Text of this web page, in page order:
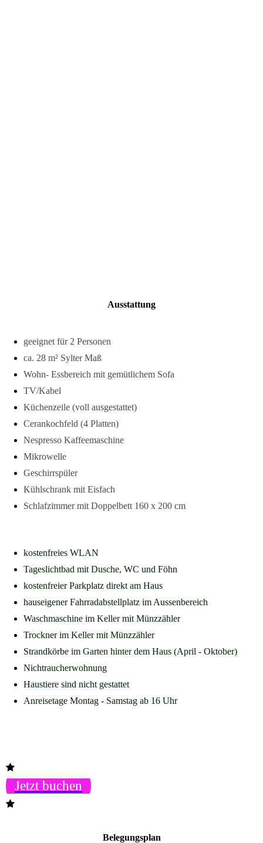
Ausstattung
geeignet für 2 Personen
ca. 28 m² Sylter Maß
Wohn- Essbereich mit gemütlichem Sofa
TV/Kabel
Küchenzeile (voll ausgestattet)
Cerankochfeld (4 Platten)
Nespresso Kaffeemaschine
Mikrowelle
Geschirrspüler
Kühlschrank mit Eisfach
Schlafzimmer mit Doppelbett 160 x 200 cm
kostenfreies WLAN
Tageslichtbad mit Dusche, WC und Föhn
kostenfreier Parkplatz direkt am Haus
hauseigener Fahrradabstellplatz im Aussenbereich
Waschmaschine im Keller mit Münzzähler
Trockner im Keller mit Münzzähler
Strandkörbe im Garten hinter dem Haus (April - Oktober)
Nichtraucherwohnung
Haustiere sind nicht gestattet
Anreisetage Montag - Samstag ab 16 Uhr
Jetzt buchen
Belegungsplan